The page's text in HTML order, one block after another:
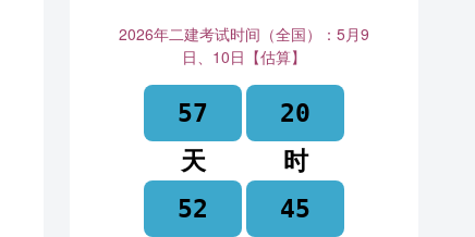
2026年二建考试时间（全国）：5月9
日、10日【估算】
57
天
20
时
52
45